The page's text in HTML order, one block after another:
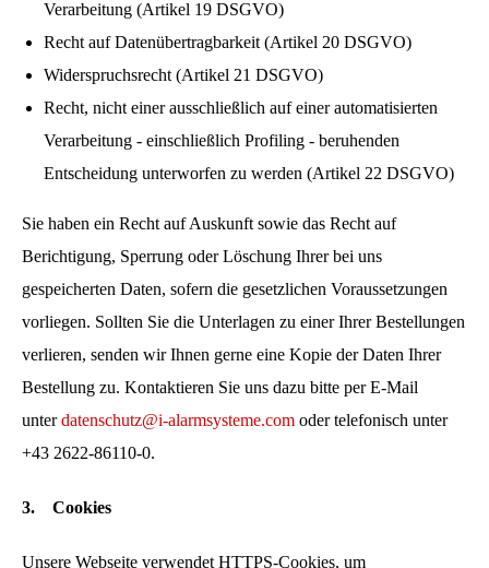
Verarbeitung (Artikel 19 DSGVO)
Recht auf Datenübertragbarkeit (Artikel 20 DSGVO)
Widerspruchsrecht (Artikel 21 DSGVO)
Recht, nicht einer ausschließlich auf einer automatisierten
Verarbeitung - einschließlich Profiling - beruhenden
Entscheidung unterworfen zu werden (Artikel 22 DSGVO)
Sie haben ein Recht auf Auskunft sowie das Recht auf
Berichtigung, Sperrung oder Löschung Ihrer bei uns
gespeicherten Daten, sofern die gesetzlichen Voraussetzungen
vorliegen. Sollten Sie die Unterlagen zu einer Ihrer Bestellungen
verlieren, senden wir Ihnen gerne eine Kopie der Daten Ihrer
Bestellung zu. Kontaktieren Sie uns dazu bitte per E-Mail
unterdatenschutz@i-alarmsysteme.com oder telefonisch unter
+43 2622-86110-0.
3. Cookies
Unsere Webseite verwendet HTTPS-Cookies, um